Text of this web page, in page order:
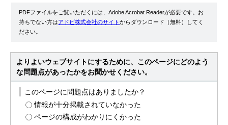
PDFファイルをご覧いただくには、Adobe Acrobat Readerが必要です。お
持ちでない方はアドビ株式会社のサイトからダウンロード（無料）してく
ださい。
よりよいウェブサイトにするために、このページにどのよう
な問題点があったかをお聞かせください。
このページに問題点はありましたか？
情報が十分掲載されていなかった
ページの構成がわかりにくかった